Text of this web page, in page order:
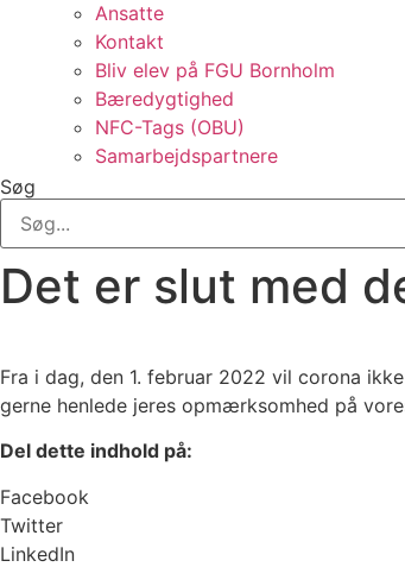
Ansatte
Kontakt
Bliv elev på FGU Bornholm
Bæredygtighed
NFC-Tags (OBU)
Samarbejdspartnere
Søg
Det er slut med
Fra i dag, den 1. februar 2022 vil corona
gerne henlede jeres opmærksomhed på
Del dette indhold på:
Facebook
Twitter
LinkedIn